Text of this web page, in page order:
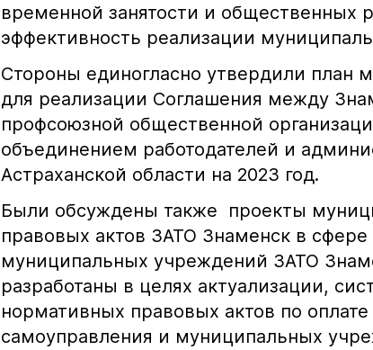
временной занятости и общественных
эффективность реализации
Стороны единогласно утвердили план
для реализации Соглашения между
профсоюзной общественной
объединением работодателей и
Астраханской области на 2023 год.
Были обсуждены также проекты
правовых актов ЗАТО Знаменск в
муниципальных учреждений ЗАТО
разработаны в целях актуализации,
нормативных правовых актов по оплате
самоуправления и муниципальных